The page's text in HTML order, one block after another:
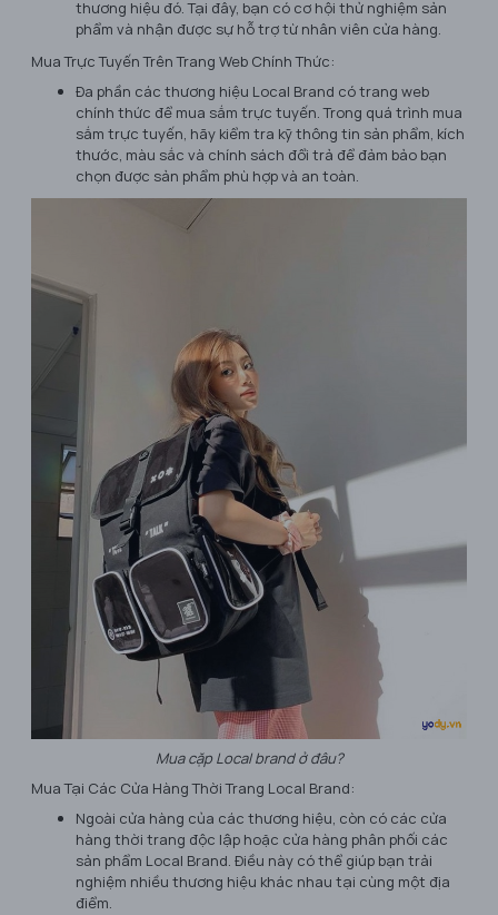
thương hiệu đó. Tại đây, bạn có cơ hội thử nghiệm sản
phẩm và nhận được sự hỗ trợ từ nhân viên cửa hàng.
Mua Trực Tuyến Trên Trang Web Chính Thức:
Đa phần các thương hiệu Local Brand có trang web
chính thức để mua sắm trực tuyến. Trong quá trình mua
sắm trực tuyến, hãy kiểm tra kỹ thông tin sản phẩm, kích
thước, màu sắc và chính sách đổi trả để đảm bảo bạn
chọn được sản phẩm phù hợp và an toàn.
Mua cặp Local brand ở đâu?
Mua Tại Các Cửa Hàng Thời Trang Local Brand:
Ngoài cửa hàng của các thương hiệu, còn có các cửa
hàng thời trang độc lập hoặc cửa hàng phân phối các
sản phẩm Local Brand. Điều này có thể giúp bạn trải
nghiệm nhiều thương hiệu khác nhau tại cùng một địa
điểm.